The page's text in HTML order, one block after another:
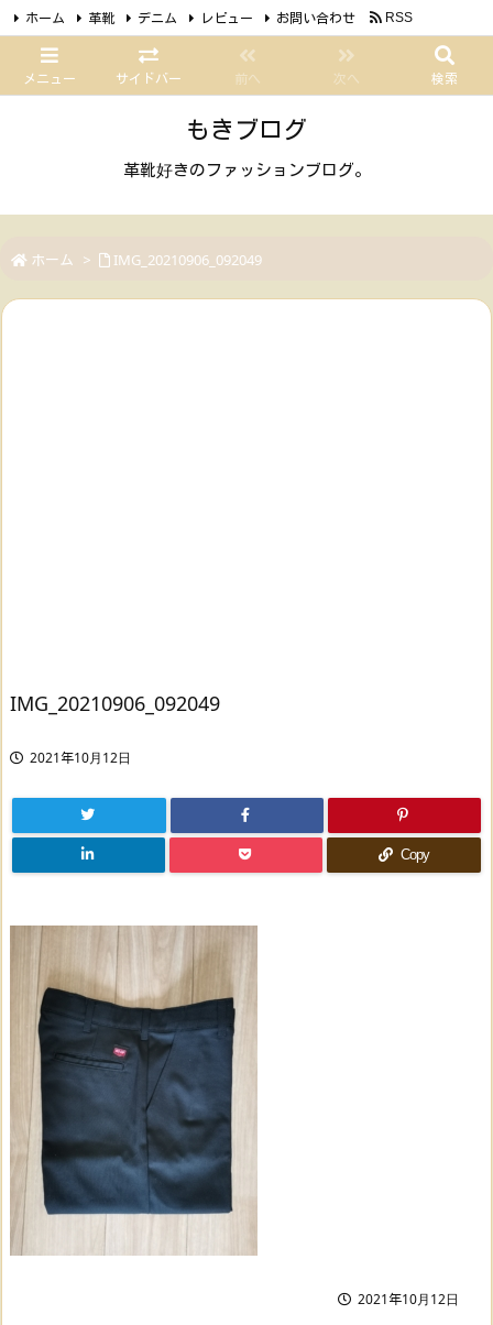
メニュー サイドバー 前へ 次へ 検索
ホーム 革靴 デニム レビュー お問い合わせ RSS
Feedly
もきブログ
革靴好きのファッションブログ。
ホーム > IMG_20210906_092049
IMG_20210906_092049
2021年10月12日
Copy
2021年10月12日